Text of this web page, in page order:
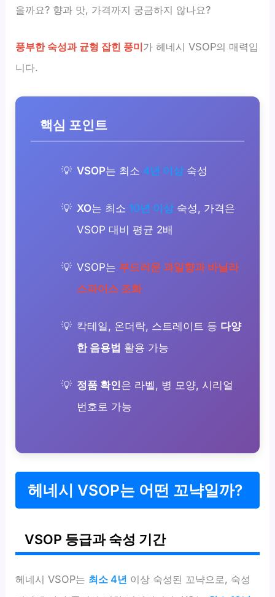
을까요? 향과 맛, 가격까지 궁금하지 않나요?
풍부한 숙성과 균형 잡힌 풍미가 헤네시 VSOP의 매력입
니다.
핵심 포인트
VSOP는 최소 4년 이상숙성
XO는 최소 10년 이상숙성, 가격은
VSOP 대비 평균 2배
VSOP는 부드러운 과일향과 바닐라
스파이스 조화
칵테일, 온더락, 스트레이트 등 다양
한 음용법 활용 가능
정품 확인은 라벨, 병 모양, 시리얼
번호로 가능
헤네시 VSOP는 어떤 꼬냑일까?
VSOP 등급과 숙성 기간
헤네시 VSOP는 최소 4년 이상 숙성된 꼬냑으로, 숙성